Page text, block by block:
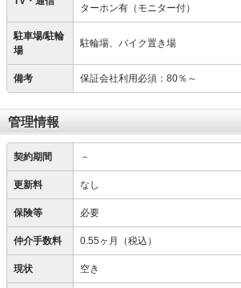
ターホン有（モニター付）
駐車場/駐輪
場
駐輪場、バイク置き場
備考 保証会社利用必須：80％～
管理情報
契約期間 －
更新料 なし
保険等 必要
仲介手数料 0.55ヶ月（税込）
現状 空き